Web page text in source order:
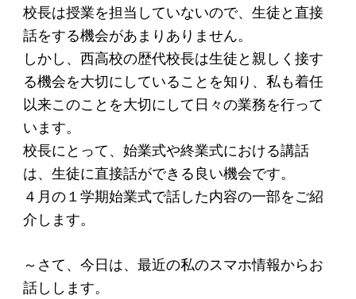
個人情報保護方針
アクセス
給付型奨学金
事業方針
募集要項
給付型奨学金とは
事業方針
校長は授業を担当していないので、生徒と直接
話をする機会があまりありません。
しかし、西高校の歴代校長は生徒と親しく接す
る機会を大切にしていることを知り、私も着任
以来このことを大切にして日々の業務を行って
います。
校長にとって、始業式や終業式における講話
は、生徒に直接話ができる良い機会です。
４月の１学期始業式で話した内容の一部をご紹
介します。
～さて、今日は、最近の私のスマホ情報からお
話しします。